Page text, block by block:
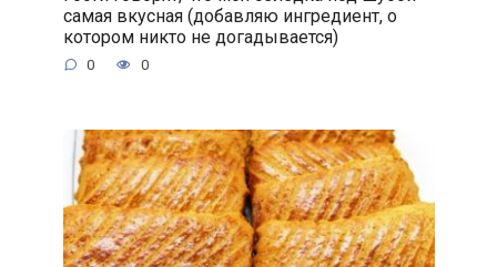
самая вкусная (добавляю ингредиент, о
котором никто не догадывается)
0 0